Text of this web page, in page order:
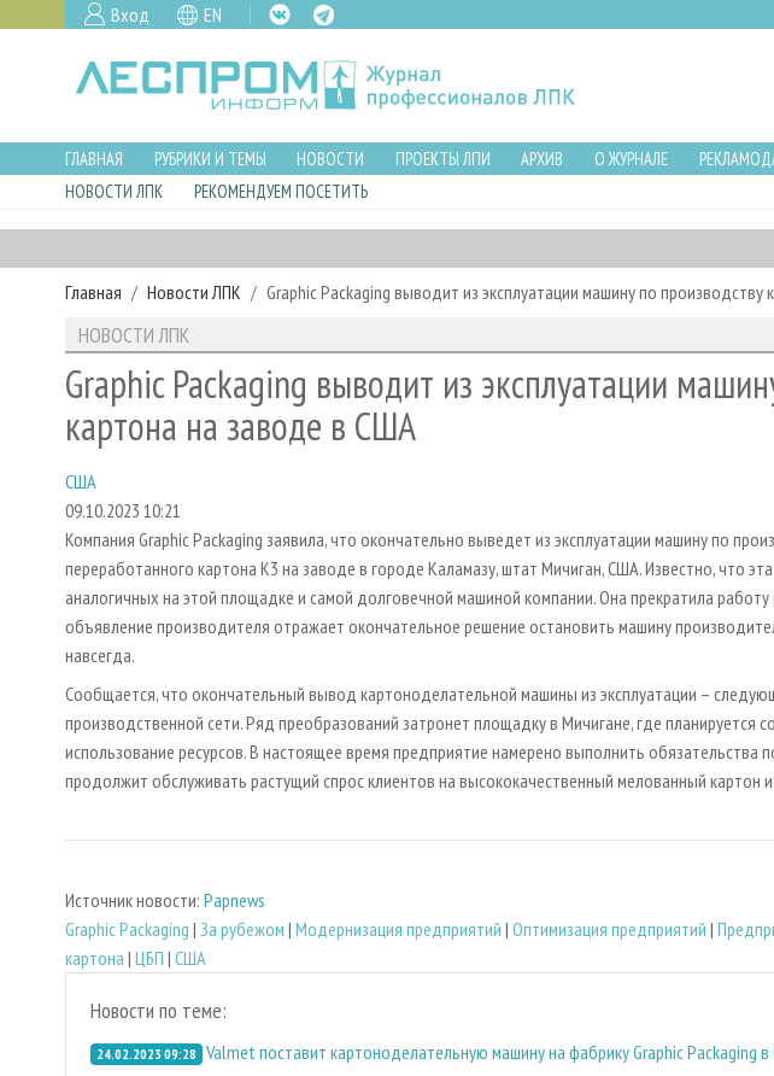
Вход EN
ГЛАВНАЯ РУБРИКИ И ТЕМЫ НОВОСТИ ПРОЕКТЫ ЛПИ АРХИВ О ЖУРНАЛЕ
НОВОСТИ ЛПК
РЕКОМЕНДУЕМ ПОСЕТИТЬ
Главная Новости ЛПК Graphic Packaging выводит из эксплуатации машину по
НОВОСТИ ЛПК
Graphic Packaging выводит из эксплуатации
картона на заводе в США
США
09.10.2023 10:21
Компания Graphic Packaging заявила, что окончательно выведет из эксплуатации машину по
переработанного картона K3 на заводе в городе Каламазу, штат Мичиган, США. Известно, что
аналогичных на этой площадке и самой долговечной машиной компании. Она прекратила
объявление производителя отражает окончательное решение остановить машину
навсегда.
Сообщается, что окончательный вывод картоноделательной машины из эксплуатации –
производственной сети. Ряд преобразований затронет площадку в Мичигане, где планируется
использование ресурсов. В настоящее время предприятие намерено выполнить обязательства
продолжит обслуживать растущий спрос клиентов на высококачественный мелованный картон
Источник новости: Papnews
Graphic Packaging | За рубежом | Модернизация предприятий | Оптимизация предприятий |
картона | ЦБП | США
Новости по теме:
24.02.2023 09:28 Valmet поставит картоноделательную машину на фабрику Graphic Packaging